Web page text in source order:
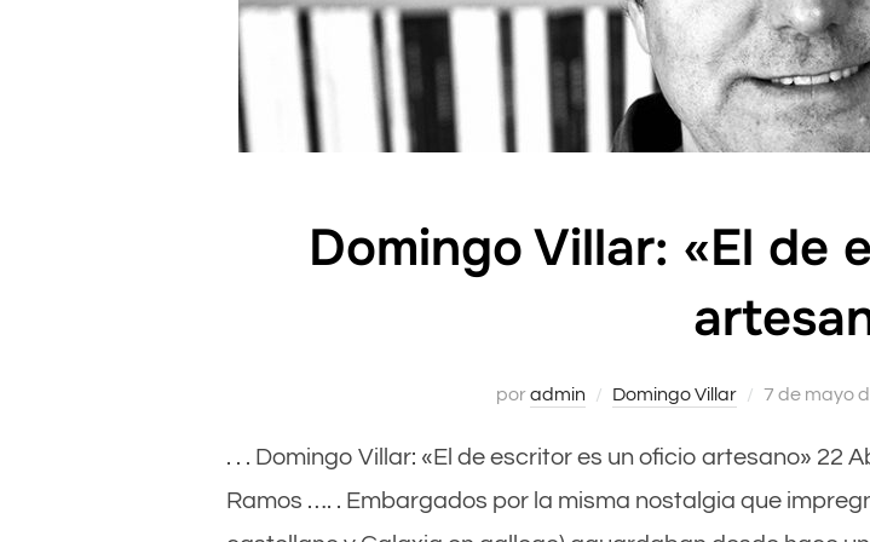
Domingo Villar: «El de
poradmin Domingo Villar
Publicado
7 de mayo
. . . Domingo Villar: «El de escritor es un oficio artesano» 22
Ramos …. . Embargados por la misma nostalgia que